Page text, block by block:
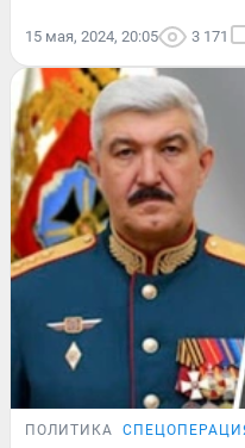
15 мая, 2024, 20:05 3 171
ПОЛИТИКА